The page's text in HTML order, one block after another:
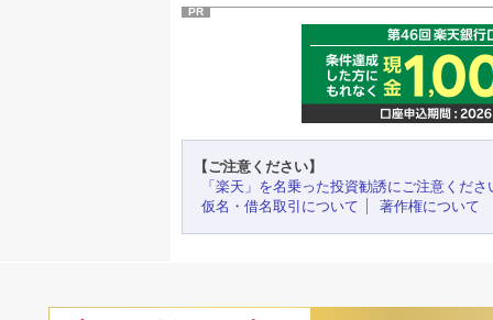
PR
【ご注意ください】
「楽天」を名乗った投資勧誘にご注意くださ
仮名・借名取引について
著作権について